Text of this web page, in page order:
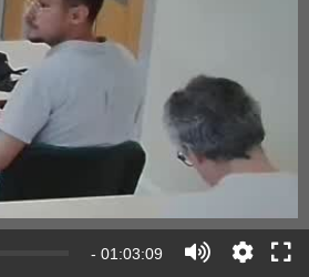
- 01:03:09